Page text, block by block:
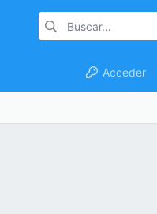
Acceder